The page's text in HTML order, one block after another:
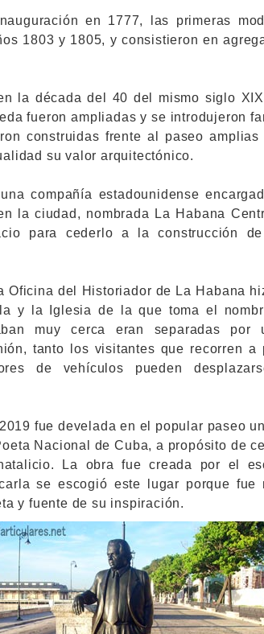
en 1777, las primeras
1803 y 1805, y consistieron en
la década del 40 del mismo siglo
fueron ampliadas y se introdujeron
construidas frente al paseo amplias
su valor arquitectónico.
compañía estadounidense
la ciudad, nombrada La Habana
para cederlo a la construcción
Oficina del Historiador de La Habana
y la Iglesia de la que toma el
muy cerca eran separadas por
tanto los visitantes que recorren a
de vehículos pueden
fue develada en el popular paseo
Nacional de Cuba, a propósito de
La obra fue creada por el
se escogió este lugar porque fue
y fuente de su inspiración.